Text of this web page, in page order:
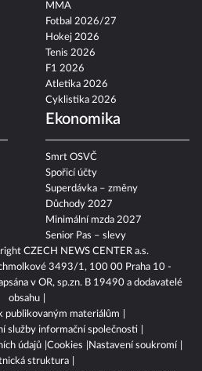
CZECH NEWS CENTER a.s.
3493/1, 100 00 Praha 10 -
v OR, sp.zn. B 19490 a dodavatelé
obsahu
publikovaným materiálům
služby informační společnosti
údajů Cookies
Nastavení soukromí
struktura
MMA
Fotbal 2026/27
Hokej 2026
Tenis 2026
F1 2026
Atletika 2026
Cyklistika 2026
Ekonomika
Smrt OSVČ
Spořicí účty
Superdávka – změny
Důchody 2027
Minimální mzda 2027
Senior Pas – slevy